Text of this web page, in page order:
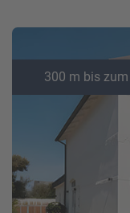
300 m bis